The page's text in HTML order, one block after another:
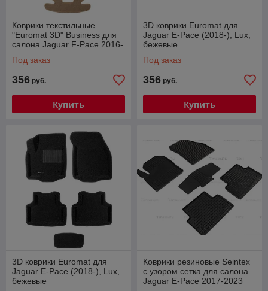
Коврики текстильные
"Euromat 3D" Business для
салона Jaguar F-Pace 2016-
Под заказ
356 руб.
Купить
3D коврики Euromat для
Jaguar E-Pace (2018-), Lux,
бежевые
Под заказ
356 руб.
Купить
3D коврики Euromat для
Jaguar E-Pace (2018-), Lux,
бежевые
Коврики резиновые Seintex
с узором сетка для салона
Jaguar E-Pace 2017-2023